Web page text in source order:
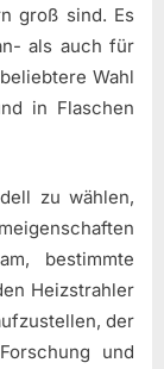
groß sind. Es
als auch für
Wahl
in Flaschen
zu wählen,
bestimmte
Heizstrahler
der
und